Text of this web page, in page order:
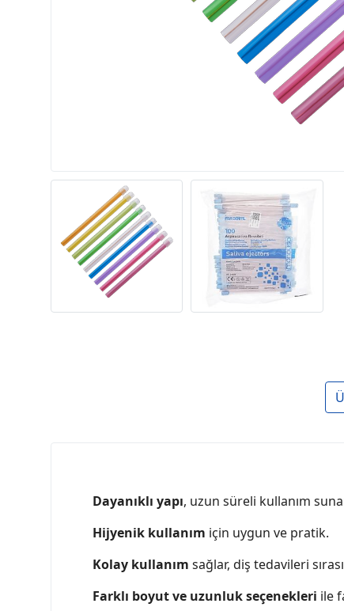
Dayanıklı yapı, uzun süreli kullanım
Hijyenik kullanım için uygun ve pratik.
Kolay kullanım sağlar, diş tedavileri
Farklı boyut ve uzunluk seçenekleri ile